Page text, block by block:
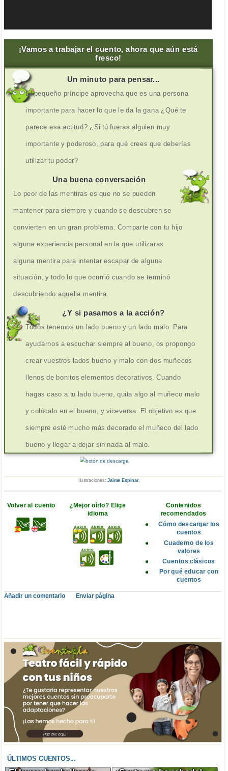
¡Vamos a trabajar el cuento, ahora que aún está
fresco!
Un minuto para pensar...
El pequeño príncipe aprovecha que es una persona
importante para hacer lo que le da la gana ¿Qué te
parece esa actitud? ¿Si tú fueras alguien muy
importante y poderoso, para qué crees que deberías
utilizar tu poder?
Una buena conversación
Lo peor de las mentiras es que no se pueden
mantener para siempre y cuando se descubren se
convierten en un gran problema. Comparte con tu hijo
alguna experiencia personal en la que utilizaras
alguna mentira para intentar escapar de alguna
situación, y todo lo que ocurrió cuando se terminó
descubriendo aquella mentira.
¿Y si pasamos a la acción?
Todos tenemos un lado bueno y un lado malo. Para
ayudarnos a escuchar siempre al bueno, os propongo
crear vuestros lados bueno y malo con dos muñecos
llenos de bonitos elementos decorativos. Cuando
hagas caso a tu lado bueno, quita algo al muñeco malo
y colócalo en el bueno, y viceversa. El objetivo es que
siempre esté mucho más decorado el muñeco del lado
bueno y llegar a dejar sin nada al malo.
Ilustraciones: Jaime Espinar.
Volver al cuento
¿Mejor oírlo? Elige
idioma
Contenidos
recomendados
Cómo descargar los
cuentos
Cuaderno de los
valores
Cuentos clásicos
Por qué educar con
cuentos
Añadir un comentario Enviar página
ÚLTIMOS CUENTOS...